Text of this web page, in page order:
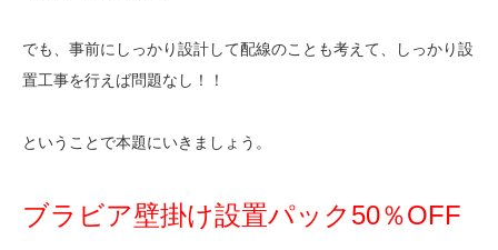
でも、事前にしっかり設計して配線のことも考えて、しっかり設
置工事を行えば問題なし！！
ということで本題にいきましょう。
ブラビア壁掛け設置パック50％OFF